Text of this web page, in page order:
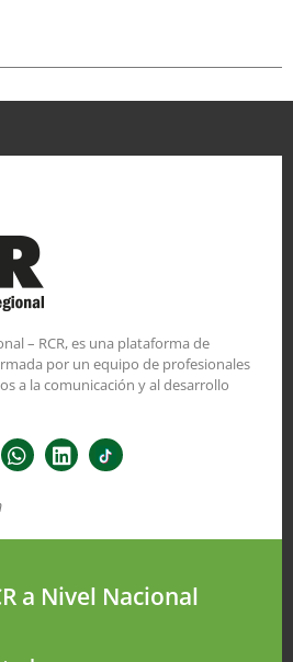
– RCR, es una plataforma de
por un equipo de profesionales
a la comunicación y al desarrollo
a Nivel Nacional